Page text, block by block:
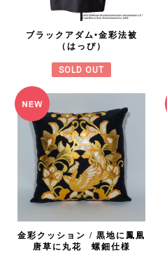
ブラックアダム•金彩法被
（はっぴ）
SOLD OUT
金彩クッション / 黒地に鳳凰
唐草に丸花 螺鈿仕様